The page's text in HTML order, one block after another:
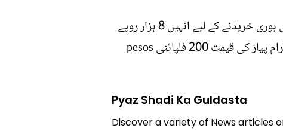
شادی کے لیے جوڑوں نے روایتی پھولوں کے لیے 15 ہزار فلپائنی کرنسی کا بجٹ رکھا تھا لیکن پیاز کی بوری خریدنے کے لیے انہیں 8 ہزار روپے
خرچ کرنا پڑے۔ شادی میں شرکت کرنے والے افراد میں بھی پیاز تقسیم کی گئی۔ فلپائن میں فی کلوگرام پیاز کی قیمت 200 فلپائنی pesos
Pyaz Shadi Ka Guldasta
Discover a variety of News articles